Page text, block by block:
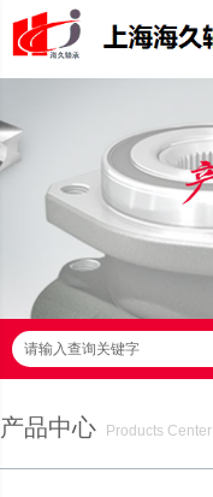
请输入查询关键字
产品中心
Products Center